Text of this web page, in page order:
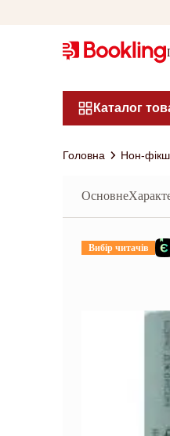
Каталог
Головна Нон-
Основне
Вибір читачів